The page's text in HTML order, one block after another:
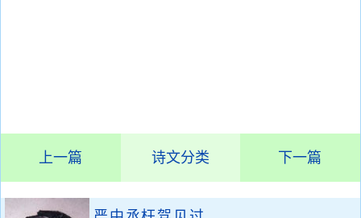
上一篇 诗文分类 下一篇